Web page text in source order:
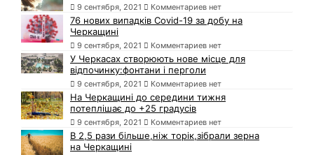
9 сентября, 2021 Комментариев нет
76 нових випадків Covid-19 за добу на
Черкащині
9 сентября, 2021 Комментариев нет
У Черкасах створюють нове місце для
відпочинку:фонтани і перголи
9 сентября, 2021 Комментариев нет
На Черкащині до середини тижня
потеплішає до +25 градусів
9 сентября, 2021 Комментариев нет
В 2,5 рази більше,ніж торік,зібрали зерна
на Черкащині